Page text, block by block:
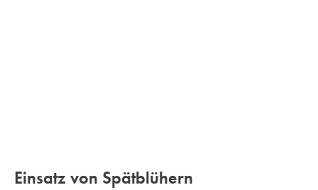
Einsatz von Spätblühern